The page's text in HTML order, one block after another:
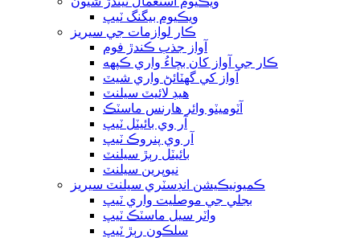
ويڪيوم بيگنگ ٽيپ
ڪار لوازمات جي سيريز
آواز جذب ڪندڙ فوم
ڪار جي آواز کان بچاءُ واري ڪپهه
آواز کي گهٽائڻ واري شيٽ
هيڊ لائيٽ سيلنٽ
آٽوميٽو وائر هارنس ماسٽڪ
آر وي بائيٽل ٽيپ
آر وي پنروڪ ٽيپ
بائيٽل رٻڙ سيلنٽ
نيوپرين سيلنٽ
ڪميونيڪيشن انڊسٽري سيلنٽ سيريز
بجلي جي موصليت واري ٽيپ
واٽر سيل ماسٽڪ ٽيپ
سلڪون رٻڙ ٽيپ